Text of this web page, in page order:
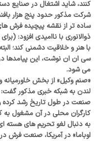
کنند، شاید اشتغال در صنایع
شرکت مذکور حدود پنج هزار
ساده تر از نقشه پیچیده فرش
ذوالانوری با ناامیدی افزود:
با هنر و خلاقیت دشمنی کند؛
سی ان ان نوشت، این پیامدها
می شود.
«صنم وکیل» از بخش خاورمیانه
لندن به شبکه خبری مذکور گفت:
صنعت در طول تاریخ رشد کرده و
کارگران محلی در آن مشغول به
به دنبال لغو تحریم های هسته
اوباما» در آمریکا، صنعت فرش